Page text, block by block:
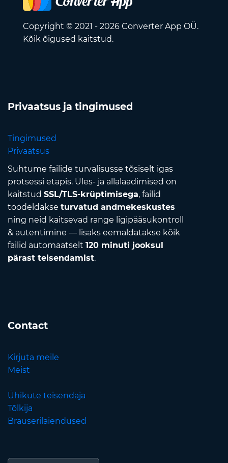
Copyright © 2021 - 2026 Converter App OÜ.
Kõik õigused kaitstud.
Privaatsus ja tingimused
Tingimused
Privaatsus
Suhtume failide turvalisusse tõsiselt igas
protsessi etapis. Üles- ja allalaadimised on
kaitstud SSL/TLS-krüptimisega, failid
töödeldakse turvatud andmekeskustes
ning neid kaitsevad range ligipääsukontroll
& autentimine — lisaks eemaldatakse kõik
failid automaatselt 120 minuti jooksul
pärast teisendamist.
Contact
Kirjuta meile
Meist
Ühikute teisendaja
Tõlkija
Brauserilaiendused